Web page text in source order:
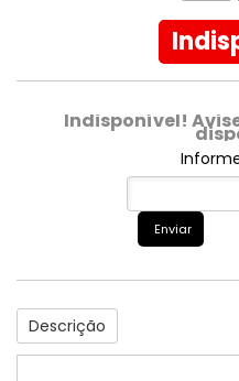
Indisponível!
Enviar
Descrição